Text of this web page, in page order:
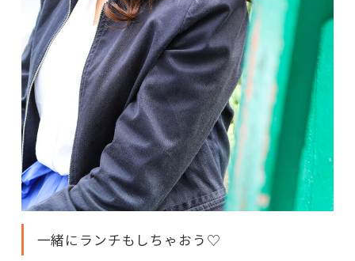
一緒にランチもしちゃおう♡